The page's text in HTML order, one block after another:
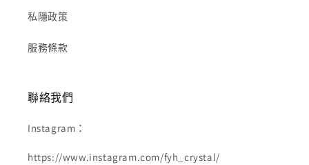
私隱政策
服務條款
聯絡我們
Instagram：
https://www.instagram.com/fyh_crystal/